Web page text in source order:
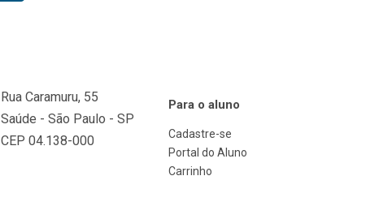
Rua Caramuru, 55
Saúde - São Paulo - SP
CEP 04.138-000
Para o aluno
Cadastre-se
Portal do Aluno
Carrinho